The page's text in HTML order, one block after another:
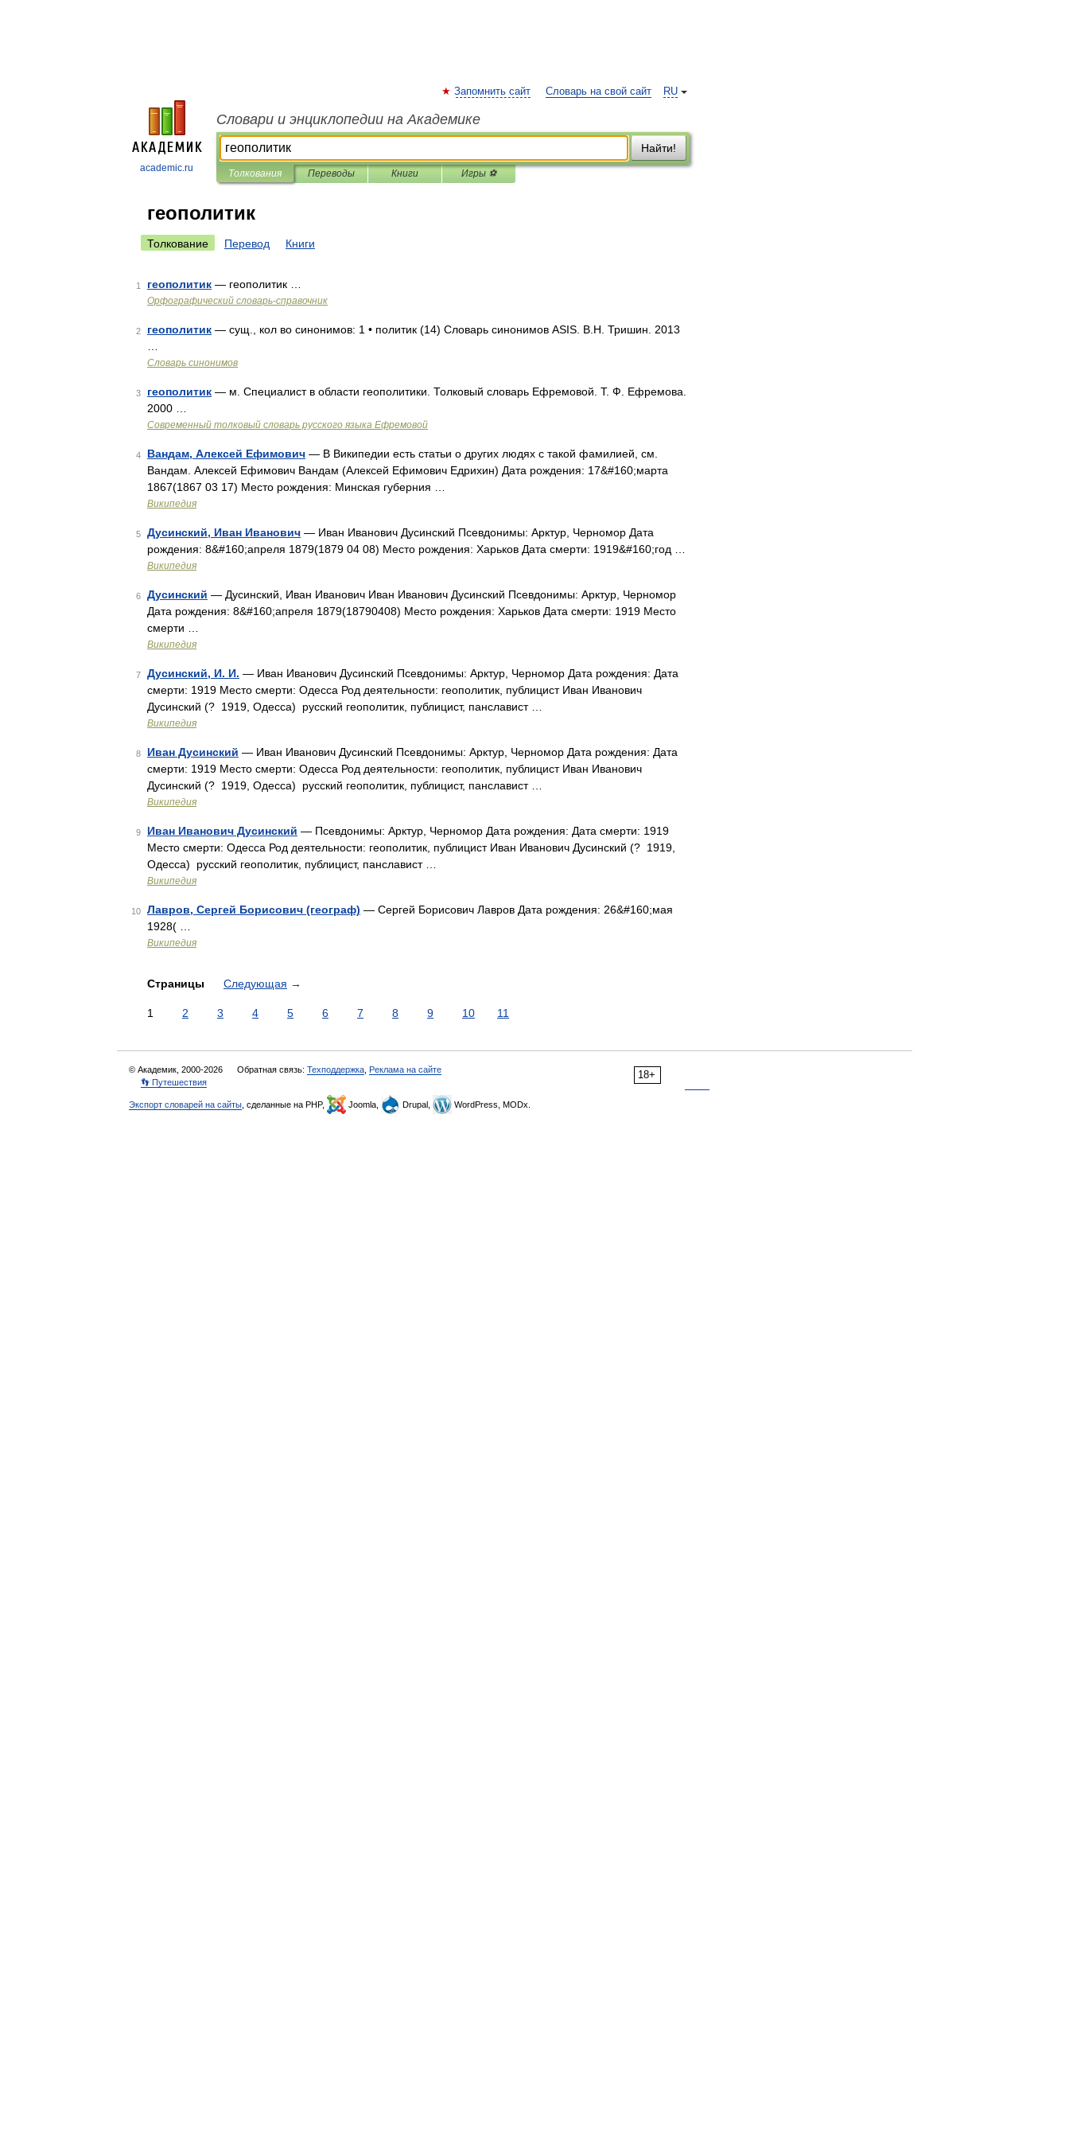
academic.ru
RU
Запомнить сайт Словарь на свой сайт
Словари и энциклопедии на Академике
Найти!
Толкования Переводы Книги Игры ⚽
геополитик
Толкование Перевод Книги
1 геополитик — геополитик …
Орфографический словарь-справочник
2 геополитик — сущ., кол во синонимов: 1 • политик (14) Словарь синонимов ASIS. В.Н. Тришин. 2013
Словарь синонимов
3 геополитик — м. Специалист в области геополитики. Толковый словарь Ефремовой. Т. Ф. Ефремова.
2000 …
Современный толковый словарь русского языка Ефремовой
4 Вандам, Алексей Ефимович — В Википедии есть статьи о других людях с такой фамилией, см.
Вандам. Алексей Ефимович Вандам (Алексей Ефимович Едрихин) Дата рождения: 17&#160;марта
1867(1867 03 17) Место рождения: Минская губерния …
Википедия
5 Дусинский, Иван Иванович — Иван Иванович Дусинский Псевдонимы: Арктур, Черномор Дата
рождения: 8&#160;апреля 1879(1879 04 08) Место рождения: Харьков Дата смерти: 1919&#160;год …
Википедия
6 Дусинский — Дусинский, Иван Иванович Иван Иванович Дусинский Псевдонимы: Арктур, Черномор
Дата рождения: 8&#160;апреля 1879(18790408) Место рождения: Харьков Дата смерти: 1919 Место
смерти …
Википедия
7 Дусинский, И. И. — Иван Иванович Дусинский Псевдонимы: Арктур, Черномор Дата рождения: Дата
смерти: 1919 Место смерти: Одесса Род деятельности: геополитик, публицист Иван Иванович
Дусинский (? 1919, Одесса) русский геополитик, публицист, панславист …
Википедия
8 Иван Дусинский — Иван Иванович Дусинский Псевдонимы: Арктур, Черномор Дата рождения: Дата
смерти: 1919 Место смерти: Одесса Род деятельности: геополитик, публицист Иван Иванович
Дусинский (? 1919, Одесса) русский геополитик, публицист, панславист …
Википедия
9 Иван Иванович Дусинский — Псевдонимы: Арктур, Черномор Дата рождения: Дата смерти: 1919
Место смерти: Одесса Род деятельности: геополитик, публицист Иван Иванович Дусинский (? 1919,
Одесса) русский геополитик, публицист, панславист …
Википедия
10 Лавров, Сергей Борисович (географ) — Cергей Борисович Лавров Дата рождения: 26&#160;мая
1928( …
Википедия
Страницы Следующая →
1 2 3 4 5 6 7 8 9 10 11
18+
© Академик, 2000-2026 Обратная связь: Техподдержка Реклама на сайте
👣 Путешествия
Экспорт словарей на сайты , сделанные на PHP, Joomla, Drupal, WordPress, MODx.